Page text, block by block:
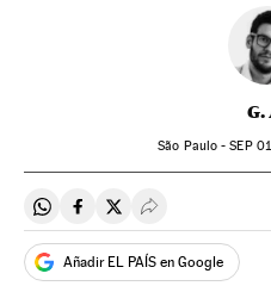
G.
São Paulo -SEP
Compartir en Whatsapp
Compartir en Facebook
Compartir en Twitter
Desplegar
Añadir EL PAÍS en Google